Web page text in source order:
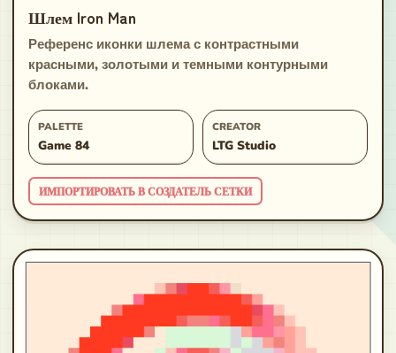
Шлем Iron Man
Референс иконки шлема с контрастными
красными, золотыми и темными контурными
блоками.
PALETTE
Game 84
CREATOR
LTG Studio
ИМПОРТИРОВАТЬ В СОЗДАТЕЛЬ СЕТКИ